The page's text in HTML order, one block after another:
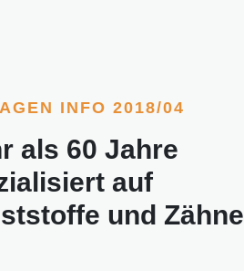
INFO 2018/04
als 60 Jahre
auf
und Zähne